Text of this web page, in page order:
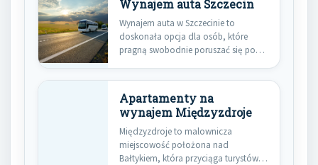
Wynajem auta Szczecin
Wynajem auta w Szczecinie to
doskonała opcja dla osób, które
pragną swobodnie poruszać się po…
Apartamenty na
wynajem Międzyzdroje
Międzyzdroje to malownicza
miejscowość położona nad
Bałtykiem, która przyciąga turystów